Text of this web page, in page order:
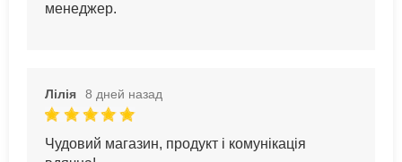
менеджер.
Лілія 8 дней назад
Чудовий магазин, продукт і комунікація